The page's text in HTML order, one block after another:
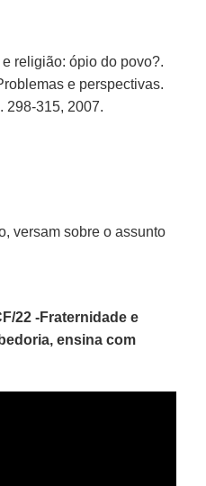
religião: ópio do povo?.
e perspectivas.
298-315, 2007.
versam sobre o assunto
22 -Fraternidade e
ensina com